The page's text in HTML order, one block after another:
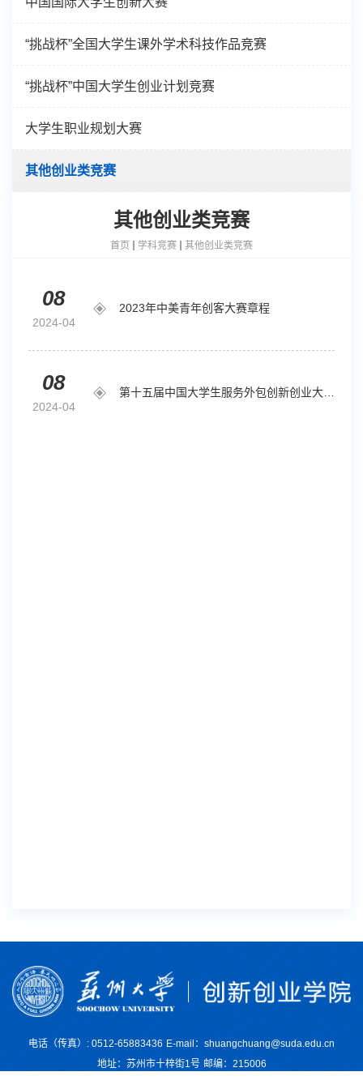
“挑战杯”全国大学生课外学术科技作品竞赛
“挑战杯”中国大学生创业计划竞赛
大学生职业规划大赛
其他创业类竞赛
其他创业类竞赛
首页 学科竞赛 其他创业类竞赛
08
2024-04
2023年中美青年创客大赛章程
08
2024-04
电话（传真）: 0512-65883436 E-mail：shuangchuang@suda.edu.cn
地址：苏州市十梓街1号 邮编：215006